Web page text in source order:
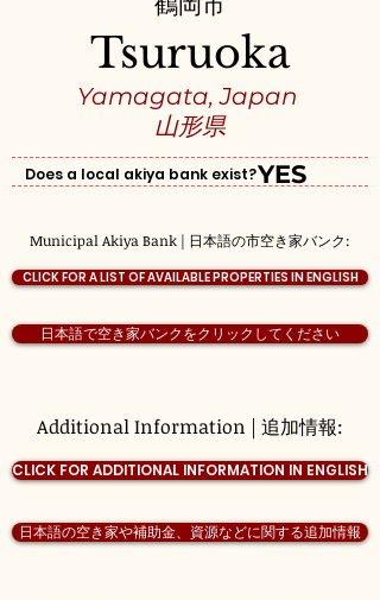
Yamagata, Japan
Additional Information | 追加情報:
Municipal Akiya Bank | 日本語の市空き家バンク:
Tsuruoka
Does a local akiya bank exist?
日本語で空き家バンクをクリックしてください
山形県
YES
CLICK FOR A LIST OF AVAILABLE PROPERTIES IN ENGLISH
CLICK FOR ADDITIONAL INFORMATION IN ENGLISH
日本語の空き家や補助金、資源などに関する追加情報